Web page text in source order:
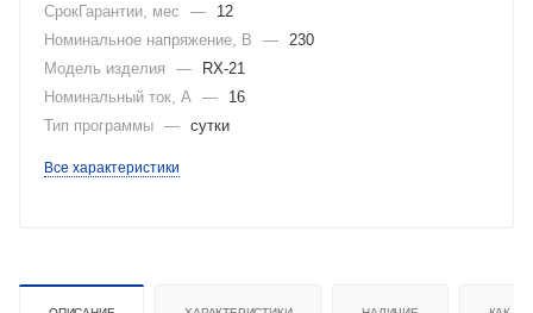
СрокГарантии, мес
—
12
Номинальное напряжение, В
—
230
Модель изделия
—
RX-21
Номинальный ток, А
—
16
Тип программы — сутки
Все характеристики